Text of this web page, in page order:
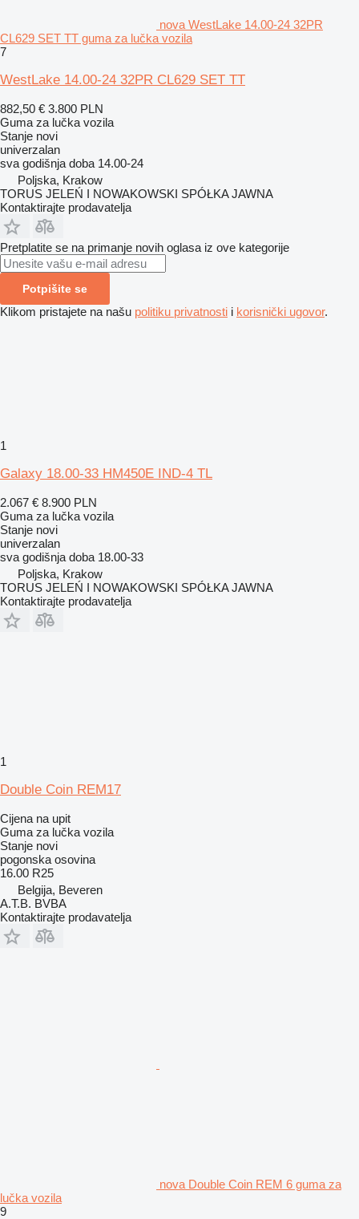
nova WestLake 14.00-24 32PR
CL629 SET TT guma za lučka vozila
7
WestLake 14.00-24 32PR CL629 SET TT
882,50 € 3.800 PLN
Guma za lučka vozila
Stanje novi
univerzalan
sva godišnja doba 14.00-24
Poljska, Krakow
TORUS JELEŃ I NOWAKOWSKI SPÓŁKA JAWNA
Kontaktirajte prodavatelja
Pretplatite se na primanje novih oglasa iz ove kategorije
Potpišite se
Klikom pristajete na našu politiku privatnosti i korisnički ugovor.
1
Galaxy 18.00-33 HM450E IND-4 TL
2.067 € 8.900 PLN
Guma za lučka vozila
Stanje novi
univerzalan
sva godišnja doba 18.00-33
Poljska, Krakow
TORUS JELEŃ I NOWAKOWSKI SPÓŁKA JAWNA
Kontaktirajte prodavatelja
1
Double Coin REM17
Cijena na upit
Guma za lučka vozila
Stanje novi
pogonska osovina
16.00 R25
Belgija, Beveren
A.T.B. BVBA
Kontaktirajte prodavatelja
nova Double Coin REM 6 guma za
lučka vozila
9